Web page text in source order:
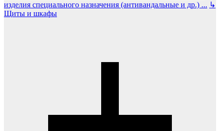
изделия специального назначения (антивандальные и др.) ... ↳
Щиты и шкафы